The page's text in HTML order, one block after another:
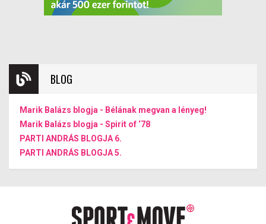
BLOG
Marik Balázs blogja - Bélának megvan a lényeg!
Marik Balázs blogja - Spirit of ‘78
PARTI ANDRÁS BLOGJA 6.
PARTI ANDRÁS BLOGJA 5.